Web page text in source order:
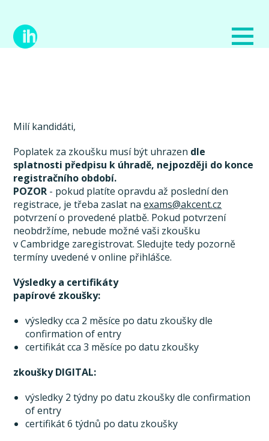
Milí kandidáti,
Poplatek za zkoušku musí být uhrazen dle
splatnosti předpisu k úhradě, nejpozději do konce
registračního období.
POZOR - pokud platíte opravdu až poslední den
registrace, je třeba zaslat naexams@akcent.cz
potvrzení o provedené platbě. Pokud potvrzení
neobdržíme, nebude možné vaši zkoušku
v Cambridge zaregistrovat. Sledujte tedy pozorně
termíny uvedené v online přihlášce.
Výsledky a certifikáty
papírové zkoušky:
výsledky cca 2 měsíce po datu zkoušky dle
confirmation of entry
certifikát cca 3 měsíce po datu zkoušky
zkoušky DIGITAL:
výsledky 2 týdny po datu zkoušky dle confirmation
of entry
certifikát 6 týdnů po datu zkoušky